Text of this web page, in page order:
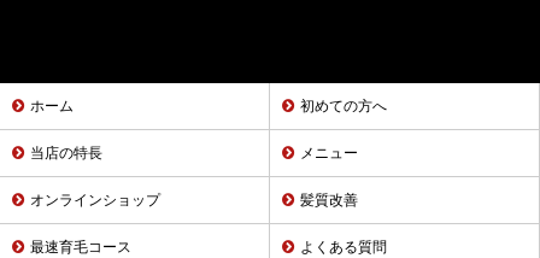
ホーム 初めての方へ
当店の特長 メニュー
オンラインショップ 髪質改善
最速育毛コース よくある質問